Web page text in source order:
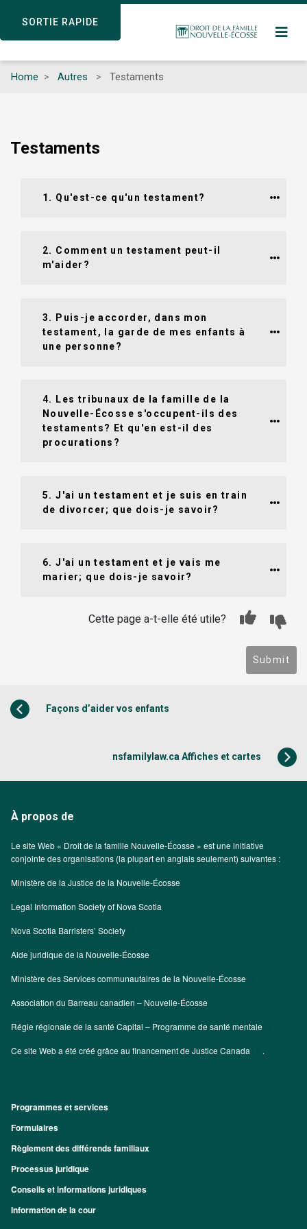
SORTIE RAPIDE
content
SORTIE RAPIDE
Home Autres Testaments
Testaments
1. Qu'est-ce qu'un testament?
2. Comment un testament peut-il
m'aider?
3. Puis-je accorder, dans mon
testament, la garde de mes enfants à
une personne?
4. Les tribunaux de la famille de la
Nouvelle-Écosse s'occupent-ils des
testaments? Et qu'en est-il des
procurations?
5. J'ai un testament et je suis en train
de divorcer; que dois-je savoir?
6. J'ai un testament et je vais me
marier; que dois-je savoir?
Cette page a-t-elle été utile?
Submit
Façons d’aider vos enfants
nsfamilylaw.ca Affiches et cartes
À propos de
Le site Web « Droit de la famille Nouvelle-Écosse » est une initiative
conjointe des organisations (la plupart en anglais seulement) suivantes :
Ministère de la Justice de la Nouvelle-Écosse
Legal Information Society of Nova Scotia
Nova Scotia Barristers’ Society
Aide juridique de la Nouvelle-Écosse
Ministère des Services communautaires de la Nouvelle-Écosse
Association du Barreau canadien – Nouvelle-Écosse
Régie régionale de la santé Capital – Programme de santé mentale
Ce site Web a été créé grâce au financement deJustice Canada .
Footer
Programmes et services
Formulaires
Règlement des différends familiaux
Processus juridique
Conseils et informations juridiques
Information de la cour